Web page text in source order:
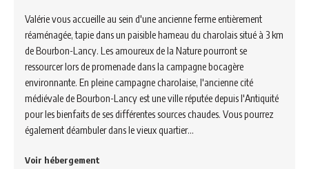
Valérie vous accueille au sein d'une ancienne ferme entièrement
réaménagée, tapie dans un paisible hameau du charolais situé à 3 km
de Bourbon-Lancy. Les amoureux de la Nature pourront se
ressourcer lors de promenade dans la campagne bocagère
environnante. En pleine campagne charolaise, l'ancienne cité
médiévale de Bourbon-Lancy est une ville réputée depuis l'Antiquité
pour les bienfaits de ses différentes sources chaudes. Vous pourrez
également déambuler dans le vieux quartier…
Voir hébergement